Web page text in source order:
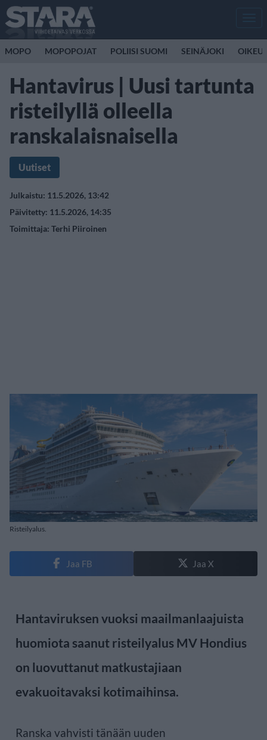
MOPO MOPOPOJAT POLIISI SUOMI SEINÄJOKI
Hantavirus | Uusi tartunta
risteilyllä olleella
ranskalaisnaisella
Uutiset
Julkaistu: 11.5.2026, 13:42
Päivitetty: 11.5.2026, 14:35
Toimittaja: Terhi Piiroinen
Risteilyalus.
Jaa FB Jaa X
Hantaviruksen vuoksi maailmanlaajuista
huomiota saanut risteilyalus MV Hondius
on luovuttanut matkustajiaan
evakuoitavaksi kotimaihinsa.
Ranska vahvisti tänään uuden